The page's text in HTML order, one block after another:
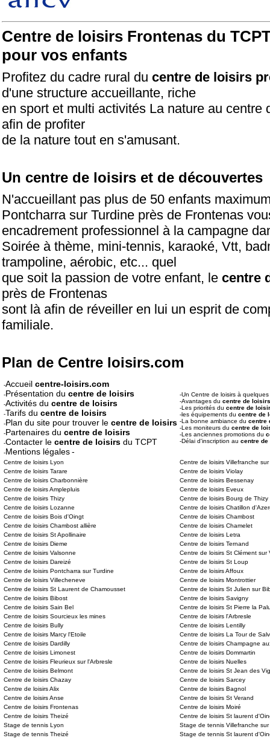
Centre de loisirs Frontenas du
pour vos enfants
Profitez du cadre rural du centre de loisirs
d'une structure accueillante, riche
en sport et multi activités La nature au
afin de profiter
de la nature tout en s'amusant.
Un centre de loisirs et de découvertes
N'accueillant pas plus de 50 enfants
Pontcharra sur Turdine près de Frontenas
encadrement professionnel à la campagne
Soirée à thème, mini-tennis, karaoké, Vtt,
trampoline, aérobic, etc... quel
que soit la passion de votre enfant, le centre
près de Frontenas
sont là afin de réveiller en lui un esprit de
familiale.
Plan de Centre loisirs.com
-Accueil centre-loisirs.com
-Présentation du centre de loisirs
-Activités du centre de loisirs
-Tarifs du centre de loisirs
-Plan du site pour trouver le centre de loisirs
-Partenaires du centre de loisirs
-Contacter le centre de loisirs du TCPT
-Mentions légales-
-Un Centre de loisirs à
-Avantages du centre de
-Les priorités du centre de
-les équipements du centre de
-La bonne ambiance du centre
-Les moniteurs du centre de
-Les anciennes promotions du
-Délai d'inscription au centre
Centre de loisirs Lyon
Centre de loisirs Villefranche
Centre de loisirs Tarare
Centre de loisirs Violay
Centre de loisirs Charbonnière
Centre de loisirs Bessenay
Centre de loisirs Amplepluis
Centre de loisirs Eveux
Centre de loisirs Thizy
Centre de loisirs Bourg de Thizy
Centre de loisirs Lozanne
Centre de loisirs Chatillon
Centre de loisirs Bois d'Oingt
Centre de loisirs Chambost
Centre de loisirs Chambost allière
Centre de loisirs Chamelet
Centre de loisirs St Apollinaire
Centre de loisirs Letra
Centre de loisirs Dieme
Centre de loisirs Ternand
Centre de loisirs Valsonne
Centre de loisirs St Clément sur
Centre de loisirs Dareizé
Centre de loisirs St Loup
Centre de loisirs Pontcharra sur Turdine
Centre de loisirs Affoux
Centre de loisirs Villecheneve
Centre de loisirs Montrottier
Centre de loisirs St Laurent de Chamousset
Centre de loisirs St Julien sur
Centre de loisirs Bibost
Centre de loisirs Savigny
Centre de loisirs Sain Bel
Centre de loisirs St Pierre la
Centre de loisirs Sourcieux les mines
Centre de loisirs l'Arbresle
Centre de loisirs Bully
Centre de loisirs Lentilly
Centre de loisirs Marcy l'Etoile
Centre de loisirs La Tour de
Centre de loisirs Dardilly
Centre de loisirs Champagne
Centre de loisirs Limonest
Centre de loisirs Dommartin
Centre de loisirs Fleurieux sur l'Arbresle
Centre de loisirs Nuelles
Centre de loisirs Belmont
Centre de loisirs St Jean des
Centre de loisirs Chazay
Centre de loisirs Sarcey
Centre de loisirs Alix
Centre de loisirs Bagnol
Centre de loisirs Anse
Centre de loisirs St Verand
Centre de loisirs Frontenas
Centre de loisirs Moiré
Centre de loisirs Theizé
Centre de loisirs St laurent
Stage de tennis Lyon
Stage de tennis Villefranche
Stage de tennis Theizé
Stage de tennis St laurent